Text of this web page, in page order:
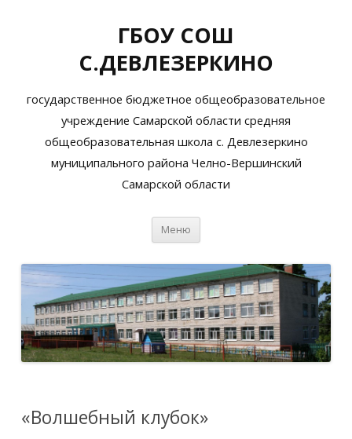
ГБОУ СОШ
С.ДЕВЛЕЗЕРКИНО
государственное бюджетное общеобразовательное
учреждение Самарской области средняя
общеобразовательная школа с. Девлезеркино
муниципального района Челно-Вершинский
Самарской области
Меню
«Волшебный клубок»